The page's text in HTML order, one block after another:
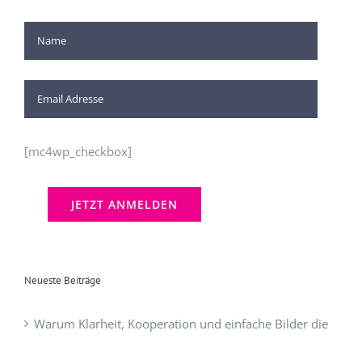
[mc4wp_checkbox]
Neueste Beiträge
Warum Klarheit, Kooperation und einfache Bilder die